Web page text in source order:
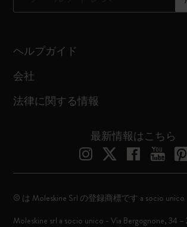
ヘルプガイド
会社
法律に関する情報
最新情報はこちら
© は Moleskine Srl の登録商標です a socio unico
Moleskine srl a socio unico - Via Bergognone, 34